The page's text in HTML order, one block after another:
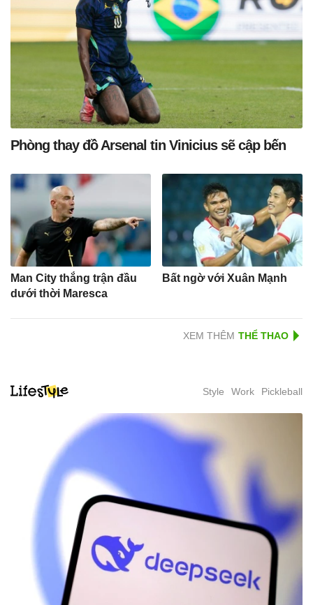
Phòng thay đồ Arsenal tin Vinicius sẽ cập bến
Man City thắng trận đầu
dưới thời Maresca
Bất ngờ với Xuân Mạnh
XEM THÊM
Style Work Pickleball